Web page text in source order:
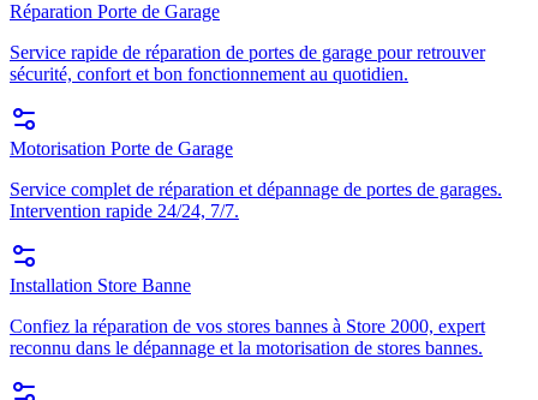
Réparation Porte de Garage
Service rapide de réparation de portes de garage pour retrouver
sécurité, confort et bon fonctionnement au quotidien.
Motorisation Porte de Garage
Service complet de réparation et dépannage de portes de garages.
Intervention rapide 24/24, 7/7.
Installation Store Banne
Confiez la réparation de vos stores bannes à Store 2000, expert
reconnu dans le dépannage et la motorisation de stores bannes.